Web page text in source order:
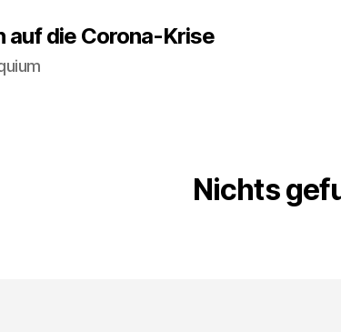
auf die Corona-Krise
Nichts